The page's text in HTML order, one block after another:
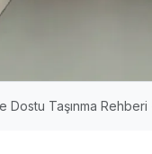
Dostu Taşınma